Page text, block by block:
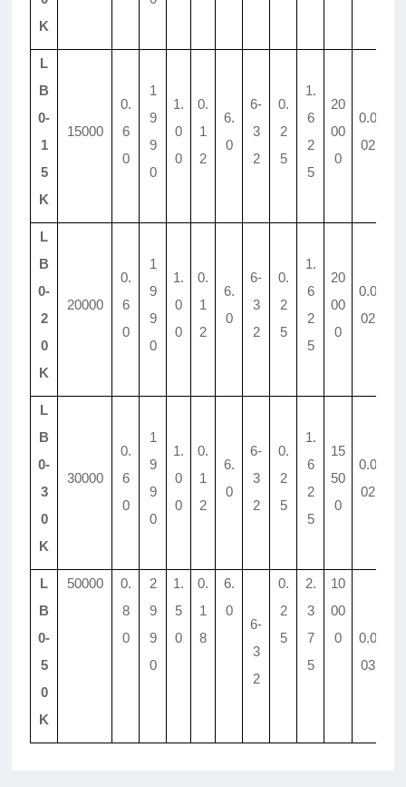
K
L
B
0-
1
5
K
15000
0.
6
0
1
9
9
0
1.
0
0
0.
1
2
6.
0
6-
3
2
0.
2
5
1.
6
2
5
20
00
0
0.0
02
L
B
0-
2
0
K
20000
0.
6
0
1
9
9
0
1.
0
0
0.
1
2
6.
0
6-
3
2
0.
2
5
1.
6
2
5
20
00
0
0.0
02
L
B
0-
3
0
K
30000
0.
6
0
1
9
9
0
1.
0
0
0.
1
2
6.
0
6-
3
2
0.
2
5
1.
6
2
5
15
50
0
0.0
02
L
B
0-
5
0
K
50000
0.
8
0
2
9
9
0
1.
5
0
0.
1
8
6.
0
6-
3
2
0.
2
5
2.
3
7
5
10
00
0
0.0
03